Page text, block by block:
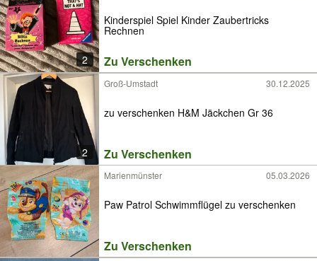
2
Kinderspiel Spiel Kinder Zaubertricks
Rechnen
Zu Verschenken
2
Groß-Umstadt 30.12.2025
zu verschenken H&M Jäckchen Gr 36
Zu Verschenken
Marienmünster 05.03.2026
Paw Patrol Schwimmflügel zu verschenken
Zu Verschenken